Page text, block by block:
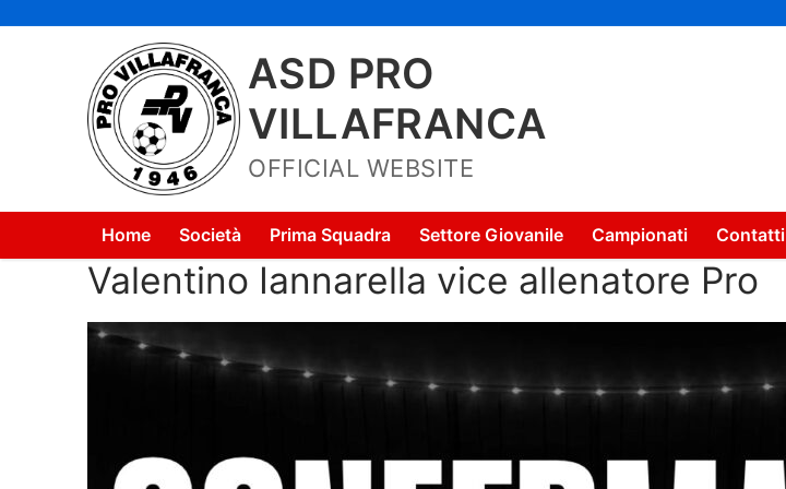
ASD PRO
VILLAFRANCA
OFFICIAL WEBSITE
Home Società Prima Squadra Settore Giovanile Campionati Contatti
Valentino Iannarella vice allenatore Pro